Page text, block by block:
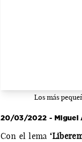
Los más
20/03/2022 - Miguel
Con el lema